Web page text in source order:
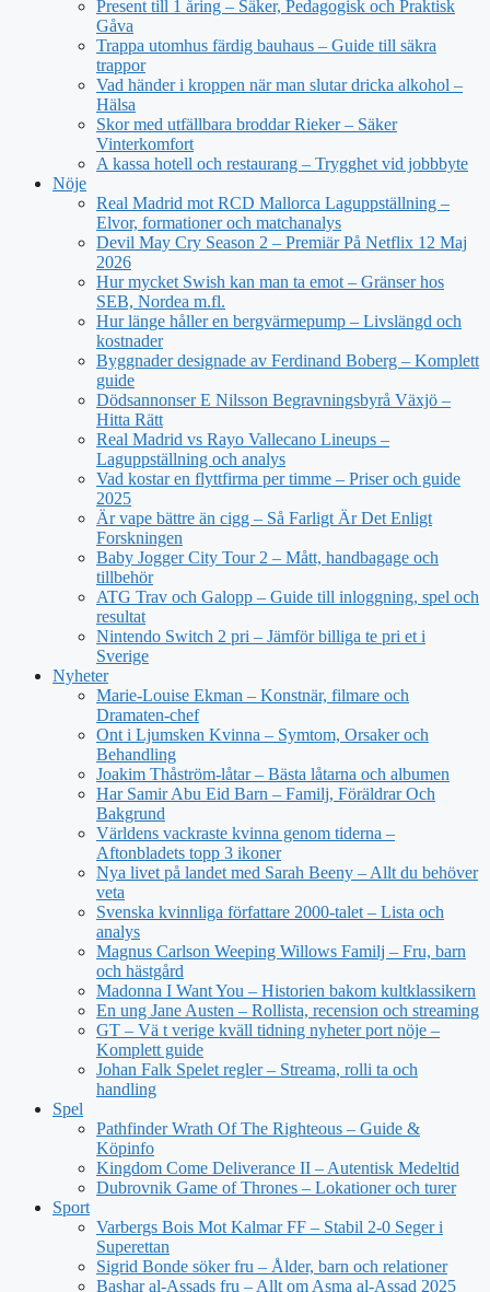
Present till 1 åring – Säker, Pedagogisk och Praktisk
Gåva
Trappa utomhus färdig bauhaus – Guide till säkra
trappor
Vad händer i kroppen när man slutar dricka alkohol –
Hälsa
Skor med utfällbara broddar Rieker – Säker
Vinterkomfort
A kassa hotell och restaurang – Trygghet vid jobbbyte
Nöje
Real Madrid mot RCD Mallorca Laguppställning –
Elvor, formationer och matchanalys
Devil May Cry Season 2 – Premiär På Netflix 12 Maj
2026
Hur mycket Swish kan man ta emot – Gränser hos
SEB, Nordea m.fl.
Hur länge håller en bergvärmepump – Livslängd och
kostnader
Byggnader designade av Ferdinand Boberg – Komplett
guide
Dödsannonser E Nilsson Begravningsbyrå Växjö –
Hitta Rätt
Real Madrid vs Rayo Vallecano Lineups –
Laguppställning och analys
Vad kostar en flyttfirma per timme – Priser och guide
2025
Är vape bättre än cigg – Så Farligt Är Det Enligt
Forskningen
Baby Jogger City Tour 2 – Mått, handbagage och
tillbehör
ATG Trav och Galopp – Guide till inloggning, spel och
resultat
Nintendo Switch 2 pri – Jämför billiga te pri et i
Sverige
Nyheter
Marie-Louise Ekman – Konstnär, filmare och
Dramaten-chef
Ont i Ljumsken Kvinna – Symtom, Orsaker och
Behandling
Joakim Thåström-låtar – Bästa låtarna och albumen
Har Samir Abu Eid Barn – Familj, Föräldrar Och
Bakgrund
Världens vackraste kvinna genom tiderna –
Aftonbladets topp 3 ikoner
Nya livet på landet med Sarah Beeny – Allt du behöver
veta
Svenska kvinnliga författare 2000-talet – Lista och
analys
Magnus Carlson Weeping Willows Familj – Fru, barn
och hästgård
Madonna I Want You – Historien bakom kultklassikern
En ung Jane Austen – Rollista, recension och streaming
GT – Vä t verige kväll tidning nyheter port nöje –
Komplett guide
Johan Falk Spelet regler – Streama, rolli ta och
handling
Spel
Pathfinder Wrath Of The Righteous – Guide &
Köpinfo
Kingdom Come Deliverance II – Autentisk Medeltid
Dubrovnik Game of Thrones – Lokationer och turer
Sport
Varbergs Bois Mot Kalmar FF – Stabil 2-0 Seger i
Superettan
Sigrid Bonde söker fru – Ålder, barn och relationer
Bashar al-Assads fru – Allt om Asma al-Assad 2025